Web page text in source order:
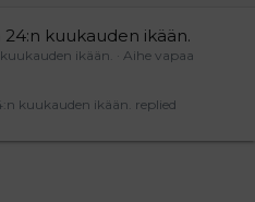
24:n kuukauden ikään.
ikään.
Aihe vapaa
kuukauden ikään.